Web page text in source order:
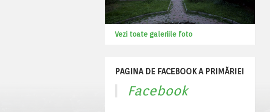
Vezi toate galeriile foto
PAGINA DE FACEBOOK A PRIMĂRIEI
Facebook